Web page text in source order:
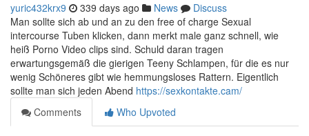
yuric432krx9 339 days ago News
Discuss
Man sollte sich ab und an zu den free of charge Sexual
intercourse Tuben klicken, dann merkt male ganz schnell, wie
heiß Porno Video clips sind. Schuld daran tragen
erwartungsgemäß die gierigen Teeny Schlampen, für die es nur
wenig Schöneres gibt wie hemmungsloses Rattern. Eigentlich
sollte man sich jeden Abend https://sexkontakte.cam/
Comments
Who Upvoted